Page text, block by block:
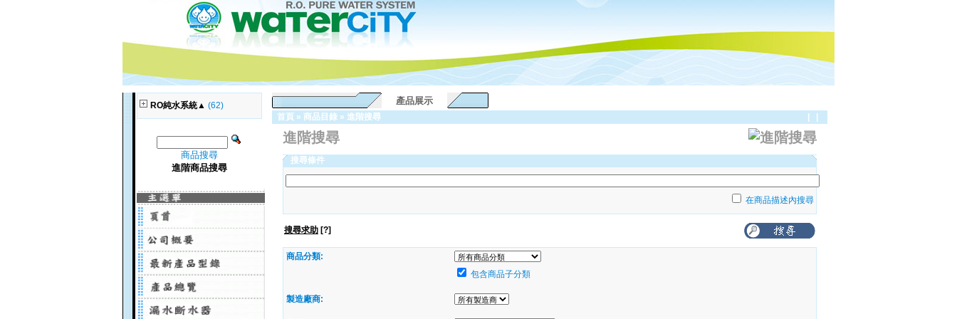
RO純水系統▲ (62)
商品搜尋
進階商品搜尋
產品展示
首頁 » 商品目錄 » 進階搜尋
進階搜尋
搜尋條件
在商品描述內搜尋
搜尋求助 [?]
商品分類:
包含商品子分類
製造廠商: